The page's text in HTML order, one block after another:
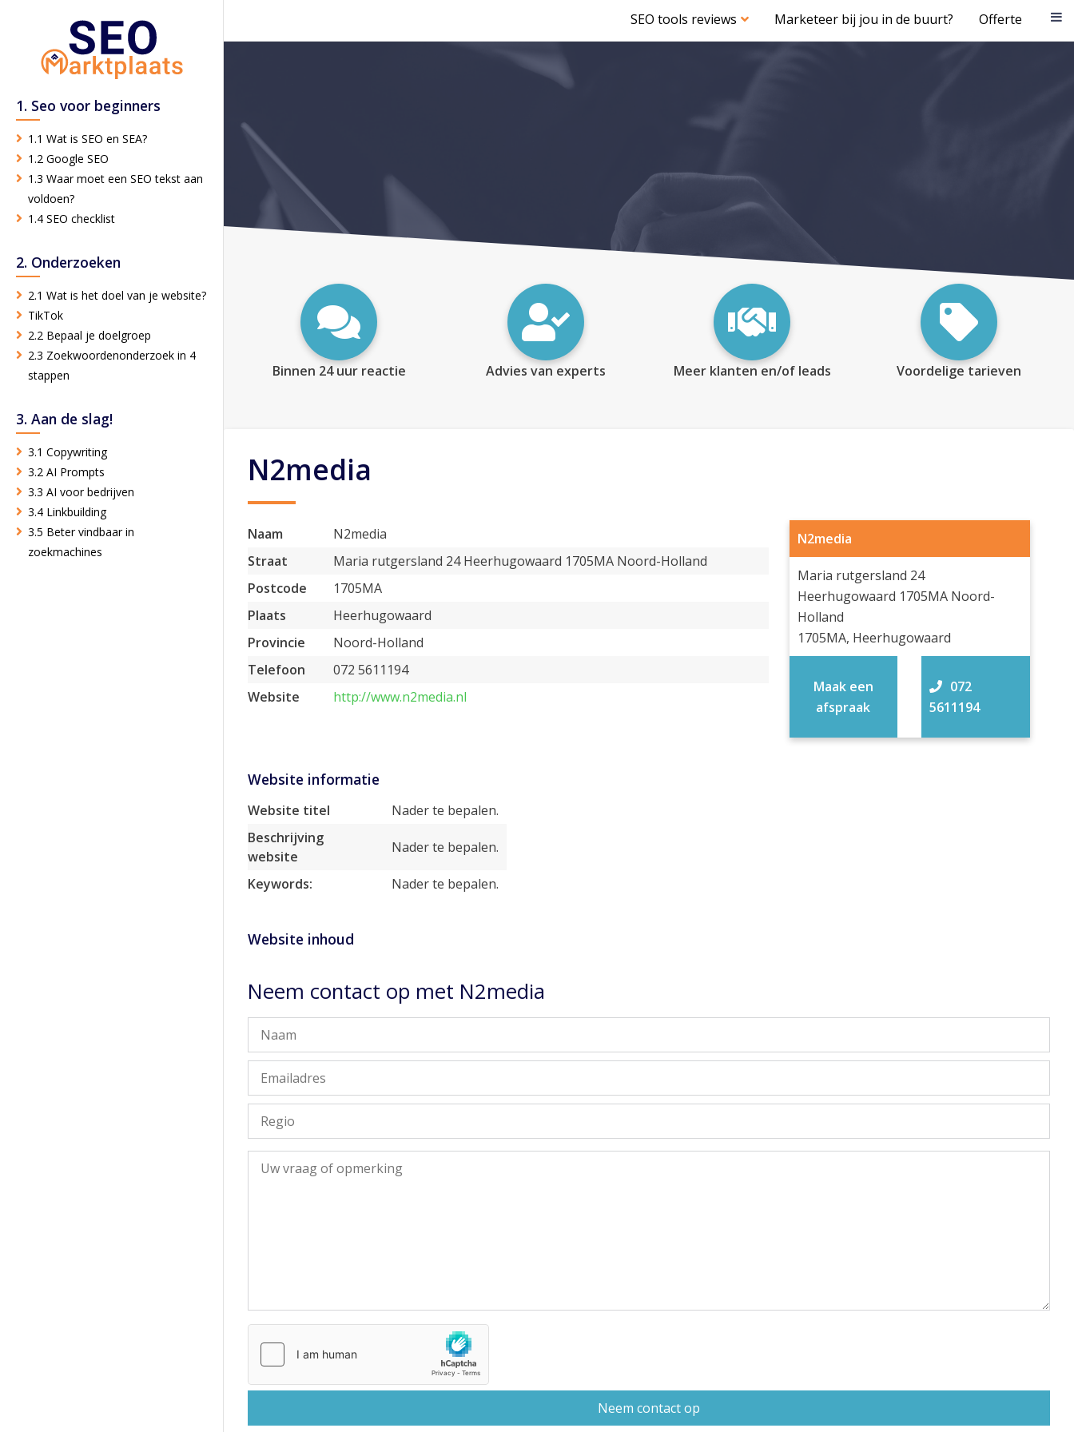
SEO tools reviews Marketeer bij jou in de buurt? Offerte
1. Seo voor beginners
1.1 Wat is SEO en SEA?
1.2 Google SEO
1.3 Waar moet een SEO tekst aan
voldoen?
1.4 SEO checklist
2. Onderzoeken
2.1 Wat is het doel van je website?
TikTok
2.2 Bepaal je doelgroep
2.3 Zoekwoordenonderzoek in 4
stappen
3. Aan de slag!
3.1 Copywriting
3.2 AI Prompts
3.3 AI voor bedrijven
3.4 Linkbuilding
3.5 Beter vindbaar in
zoekmachines
Binnen 24 uur reactie Advies van experts Meer klanten en/of leads Voordelige tarieven
N2media
Naam
N2media
Straat
Maria rutgersland 24 Heerhugowaard 1705MA Noord-Holland
Postcode
1705MA
Plaats
Heerhugowaard
Provincie
Noord-Holland
Telefoon
072 5611194
Website
http://www.n2media.nl
N2media
Maria rutgersland 24
Heerhugowaard 1705MA Noord-
Holland
1705MA, Heerhugowaard
072
5611194
Maak een
afspraak
Website informatie
Website titel
Nader te bepalen.
Beschrijving
website
Nader te bepalen.
Keywords: Nader te bepalen.
Website inhoud
Neem contact op met N2media